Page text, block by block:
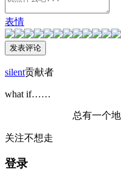
表情
silent贡献者
what if……
总有一个
关注不想走
登录